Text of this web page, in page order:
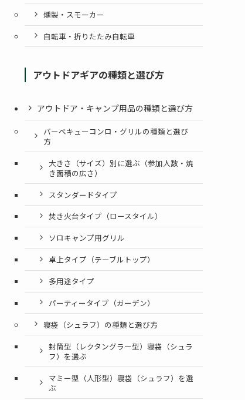
燻製・スモーカー
自転車・折りたたみ自転車
アウトドアギアの種類と選び方
アウトドア・キャンプ用品の種類と選び方
バーベキューコンロ・グリルの種類と選び
方
大きさ（サイズ）別に選ぶ（参加人数・焼
き面積の広さ）
スタンダードタイプ
焚き火台タイプ（ロースタイル）
ソロキャンプ用グリル
卓上タイプ（テーブルトップ）
多用途タイプ
パーティータイプ（ガーデン）
寝袋（シュラフ）の種類と選び方
封筒型（レクタングラー型）寝袋（シュラ
フ）を選ぶ
マミー型（人形型）寝袋（シュラフ）を選
ぶ